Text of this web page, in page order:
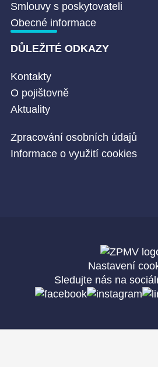
Smlouvy s poskytovateli
Obecné informace
DŮLEŽITÉ ODKAZY
Kontakty
O pojištovně
Aktuality
Zpracování osobních údajů
Informace o využití cookies
Nastavení
Sledujte nás na